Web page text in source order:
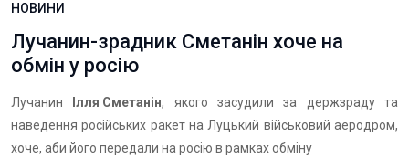
НОВИНИ
Лучанин-зрадник Сметанін хоче на
обмін у росію
Лучанин Ілля Сметанін, якого засудили за держзраду та
наведення російських ракет на Луцький військовий аеродром,
хоче, аби його передали на росію в рамках обміну